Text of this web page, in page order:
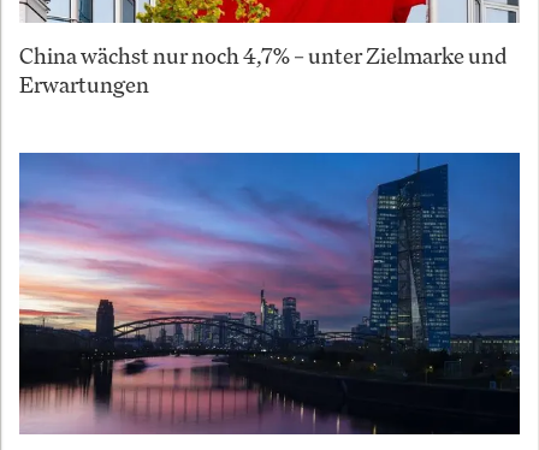
China wächst nur noch 4,7% – unter Zielmarke und
Erwartungen